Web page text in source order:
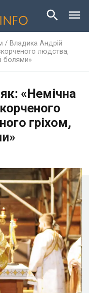
/ Владика Андрій
людства,
болями»
«Немічна
гріхом,